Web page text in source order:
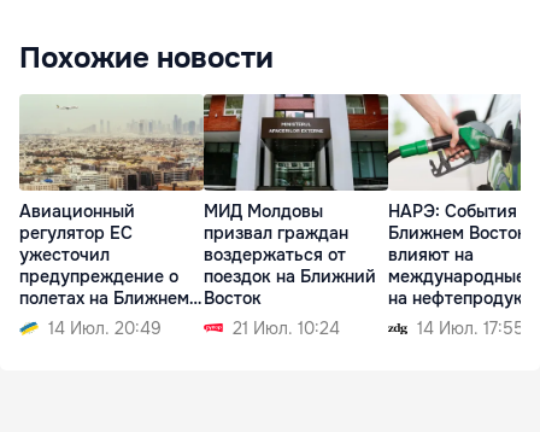
Похожие новости
Авиационный
регулятор ЕС
ужесточил
предупреждение о
полетах на Ближнем
Востоке
14 Июл. 20:49
МИД Молдовы
призвал граждан
воздержаться от
поездок на Ближний
Восток
21 Июл. 10:24
НАРЭ: События на
Ближнем Востоке
влияют на
международные
на
14 Июл. 17:55